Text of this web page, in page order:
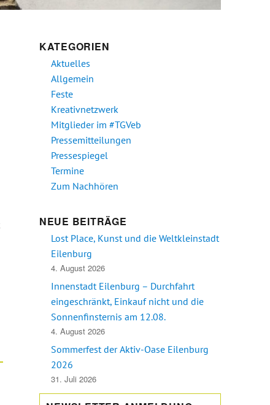
mit Aktion zu Click&Collect“
KATEGORIEN
Aktuelles
Allgemein
Feste
Kreativnetzwerk
Mitglieder im #TGVeb
Pressemitteilungen
Pressespiegel
Termine
Zum Nachhören
NEUE BEITRÄGE
Lost Place, Kunst und die Weltkleinstadt
Eilenburg
4. August 2026
Innenstadt Eilenburg – Durchfahrt
eingeschränkt, Einkauf nicht und die
Sonnenfinsternis am 12.08.
4. August 2026
Sommerfest der Aktiv-Oase Eilenburg
2026
31. Juli 2026